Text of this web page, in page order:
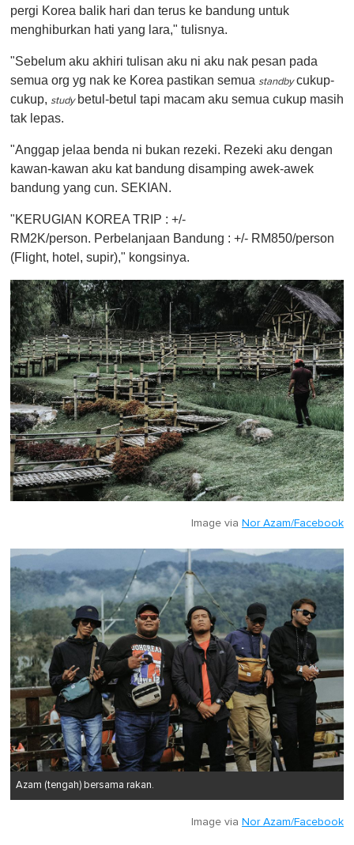
pergi Korea balik hari dan terus ke bandung untuk
menghiburkan hati yang lara," tulisnya.
"Sebelum aku akhiri tulisan aku ni aku nak pesan pada
semua org yg nak ke Korea pastikan semua standbycukup-
cukup, studybetul-betul tapi macam aku semua cukup masih
tak lepas.
"Anggap jelaa benda ni bukan rezeki. Rezeki aku dengan
kawan-kawan aku kat bandung disamping awek-awek
bandung yang cun. SEKIAN.
"KERUGIAN KOREA TRIP : +/-
RM2K/person. Perbelanjaan Bandung : +/- RM850/person
(Flight, hotel, supir) ," kongsinya.
Image via Nor Azam/Facebook
Azam (tengah) bersama rakan.
Image via Nor Azam/Facebook